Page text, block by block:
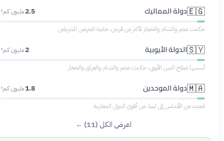
🇪🇬دولة المماليك
مليون كم²
حكمت مصر والشام والحجاز لأكثر من قرنين، حامية الحرمين الشريفين
🇸🇾الدولة الأيوبية
مليون كم²
أسسها صلاح الدين الأيوبي، حكمت مصر والشام والعراق والحجاز
🇲🇦دولة الموحدين
مليون كم²
امتدت من الأندلس إلى ليبيا، من أقوى الدول المغاربية
اعرض الكل (11) ←